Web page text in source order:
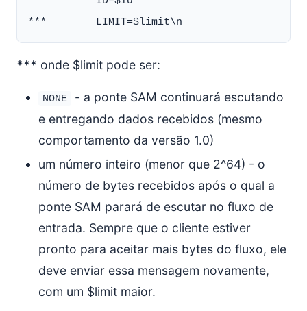
*** onde $limit pode ser:
NONE
- a ponte SAM continuará escutando
e entregando dados recebidos (mesmo
comportamento da versão 1.0)
um número inteiro (menor que 2^64) - o
número de bytes recebidos após o qual a
ponte SAM parará de escutar no fluxo de
entrada. Sempre que o cliente estiver
pronto para aceitar mais bytes do fluxo, ele
deve enviar essa mensagem novamente,
com um $limit maior.